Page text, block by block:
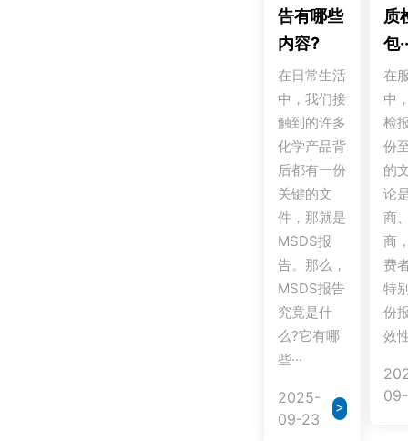
告有哪些
内容?
在日常生活
中，我们接
触到的许多
化学产品背
后都有一份
关键的文
件，那就是
MSDS报
告。那么，
MSDS报告
究竟是什
么?它有哪
些···
2025-
09-23
>
质
包
在
中
检
份
的
论
商
商
费
特
份
效性